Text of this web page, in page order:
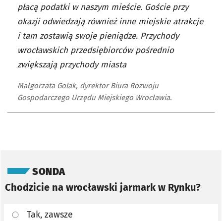
płacą podatki w naszym mieście. Goście przy
okazji odwiedzają również inne miejskie atrakcje
i tam zostawią swoje pieniądze. Przychody
wrocławskich przedsiębiorców pośrednio
zwiększają przychody miasta
Małgorzata Golak, dyrektor Biura Rozwoju
Gospodarczego Urzędu Miejskiego Wrocławia.
SONDA
Chodzicie na wrocławski jarmark w Rynku?
Tak, zawsze